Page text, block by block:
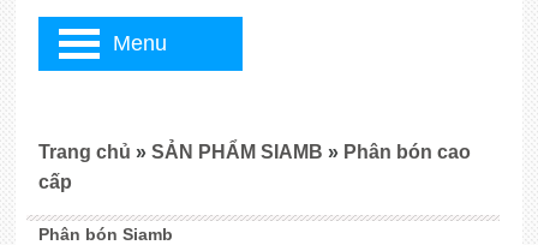
Phân bón Siamb
Trang chủ » SẢN PHẨM SIAMB » Phân bón cao
cấp
Menu